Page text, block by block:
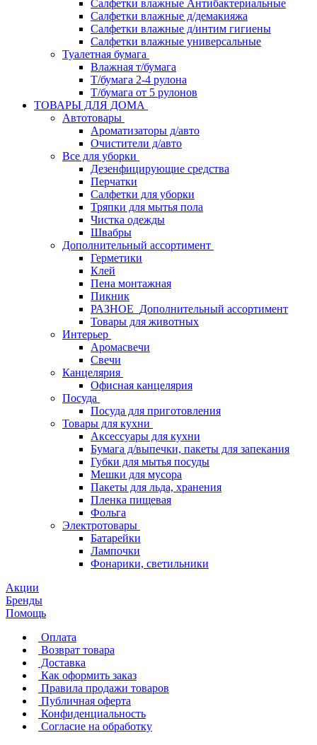
Салфетки влажные Антибактериальные
Салфетки влажные д/демакияжа
Салфетки влажные д/интим гигиены
Салфетки влажные универсальные
Туалетная бумага
Влажная т/бумага
Т/бумага 2-4 рулона
Т/бумага от 5 рулонов
ТОВАРЫ ДЛЯ ДОМА
Автотовары
Ароматизаторы д/авто
Очистители д/авто
Все для уборки
Дезенфицирующие средства
Перчатки
Салфетки для уборки
Тряпки для мытья пола
Чистка одежды
Швабры
Дополнительный ассортимент
Герметики
Клей
Пена монтажная
Пикник
РАЗНОЕ_Дополнительный ассортимент
Товары для животных
Интерьер
Аромасвечи
Свечи
Канцелярия
Офисная канцелярия
Посуда
Посуда для приготовления
Товары для кухни
Аксессуары для кухни
Бумага д/выпечки, пакеты для запекания
Губки для мытья посуды
Мешки для мусора
Пакеты для льда, хранения
Пленка пищевая
Фольга
Электротовары
Батарейки
Лампочки
Фонарики, светильники
Акции
Бренды
Помощь
Оплата
Возврат товара
Доставка
Как оформить заказ
Правила продажи товаров
Публичная оферта
Конфиденциальность
Согласие на обработку